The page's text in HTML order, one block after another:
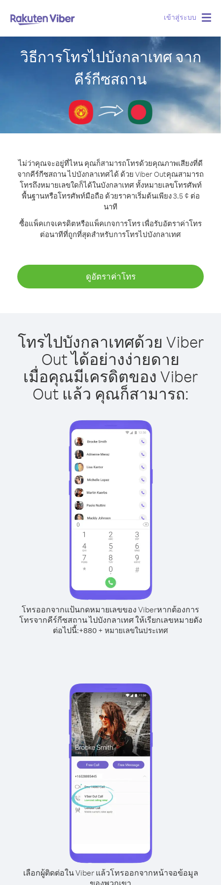
เข้าสู่ระบบ
วิธีการโทรไปบังกลาเทศ จาก
คีร์กีซสถาน
ไม่ว่าคุณจะอยู่ที่ไหน คุณก็สามารถโทรด้วยคุณภาพเสียงที่ดี
จากคีร์กีซสถาน ไปบังกลาเทศได้ ด้วย Viber Outคุณสามารถ
โทรถึงหมายเลขใดก็ได้ในบังกลาเทศ ทั้งหมายเลขโทรศัพท์
พื้นฐานหรือโทรศัพท์มือถือ ด้วยราคาเริ่มต้นเพียง 3.5 ¢ ต่อ
นาที
ซื้อแพ็คเกจเครดิตหรือแพ็คเกจการโทร เพื่อรับอัตราค่าโทร
ต่อนาทีที่ถูกที่สุดสำหรับการโทรไปบังกลาเทศ
ดูอัตราค่าโทร
โทรไปบังกลาเทศด้วย Viber
Out ได้อย่างง่ายดาย
เมื่อคุณมีเครดิตของ Viber
Out แล้ว คุณก็สามารถ:
โทรออกจากแป้นกดหมายเลขของ Viberหากต้องการ
โทรจากคีร์กีซสถาน ไปบังกลาเทศ ให้เรียกเลขหมายดัง
ต่อไปนี้:+880 + หมายเลขในประเทศ
เลือกผู้ติดต่อใน Viber แล้วโทรออกจากหน้าจอข้อมูล
ของพวกเขา